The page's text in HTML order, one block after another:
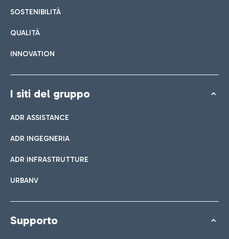
SOSTENIBILITÀ
QUALITÀ
INNOVATION
I siti del gruppo
ADR ASSISTANCE
ADR INGEGNERIA
ADR INFRASTRUTTURE
URBANV
Supporto